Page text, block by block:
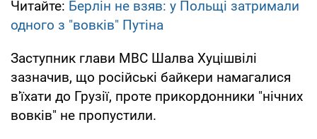
Читайте: Берлін не взяв: у Польщі затримали
одного з "вовків" Путіна
Заступник глави МВС Шалва Хуцішвілі
зазначив, що російські байкери намагалися
в'їхати до Грузії, проте прикордонники "нічних
вовків" не пропустили.